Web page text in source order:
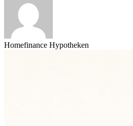
Homefinance Hypotheken